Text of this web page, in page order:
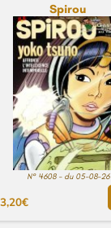
Spirou
N° 4608 - du 05-08-26
3,20€